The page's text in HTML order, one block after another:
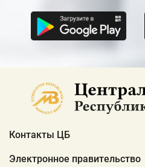
Контакты ЦБ
Электронное правительство